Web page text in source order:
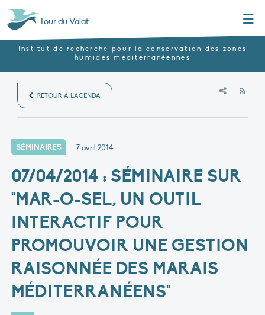
Tour du Valat
Institut de recherche pour la conservation des zones
humides méditerranéennes
RETOUR À L'AGENDA
SÉMINAIRES 7 avril 2014
07/04/2014 : SÉMINAIRE SUR
"MAR-O-SEL, UN OUTIL
INTERACTIF POUR
PROMOUVOIR UNE GESTION
RAISONNÉE DES MARAIS
MÉDITERRANÉENS"